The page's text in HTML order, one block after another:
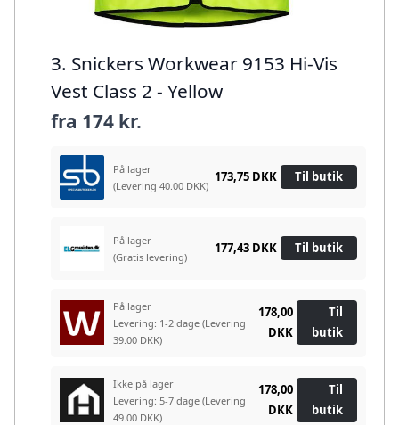
3. Snickers Workwear 9153 Hi-Vis
Vest Class 2 - Yellow
fra 174 kr.
På lager
(Levering 40.00 DKK)
173,75 DKK Til butik
På lager
(Gratis levering)
177,43 DKK Til butik
På lager
Levering: 1-2 dage (Levering
39.00 DKK)
178,00
DKK
Til
butik
Ikke på lager
Levering: 5-7 dage (Levering
49.00 DKK)
178,00
DKK
Til
butik